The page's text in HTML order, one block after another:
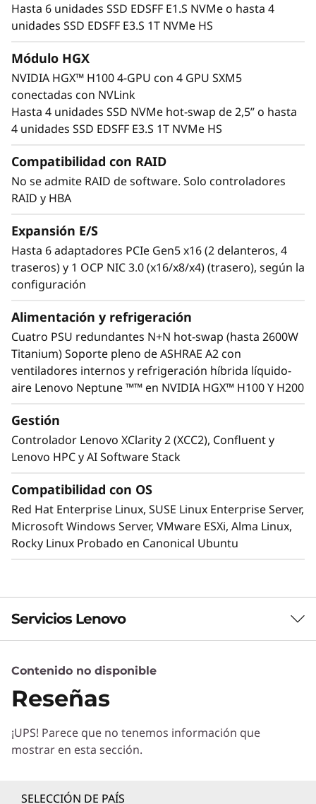
Plataforma de computación acelerada
admitir aceleradores AMD Instinct MI Series,
Qualcomm Cloud AI aceleradoresy la amplia
cartera de centros de datos NVIDIA
Hopper, Lovelace y Ampere, además de 4 GPU
NVIDIA HGX H100 con NVLink, gasta 8 GPU
GPU NVIDIA L40 Tensor Core. ¿Está interesado
en otras GPU de NVIDIA? Consulte nuestra
gama completa en el Resumen de GPU
Tecnología Lenovo Neptune™
Algunos modelos cuentan con un módulo de
refrigeración híbrida Lenovo Neptune™ que
disipa rápidamente el calor en un
intercambiador de calor líquido-aire de circuito
cerrado que ofrece todas las ventajas de la
refrigeración líquida sin necesidad de obras de
Hasta 6 unidades SSD EDSFF E1.S NVMe o hasta 4
unidades SSD EDSFF E3.S 1T NVMe HS
Módulo HGX
NVIDIA HGX™ H100 4-GPU con 4 GPU SXM5
conectadas con NVLink
Hasta 4 unidades SSD NVMe hot-swap de 2,5” o hasta
4 unidades SSD EDSFF E3.S 1T NVMe HS
Compatibilidad con RAID
No se admite RAID de software. Solo controladores
RAID y HBA
Expansión E/S
Hasta 6 adaptadores PCIe Gen5 x16 (2 delanteros, 4
traseros) y 1 OCP NIC 3.0 (x16/x8/x4) (trasero), según la
configuración
Alimentación y refrigeración
Cuatro PSU redundantes N+N hot-swap (hasta 2600W
Titanium) Soporte pleno de ASHRAE A2 con
ventiladores internos y refrigeración híbrida líquido-
aire Lenovo Neptune ™™ en NVIDIA HGX™ H100 Y H200
Gestión
Controlador Lenovo XClarity 2 (XCC2), Confluent y
Lenovo HPC y AI Software Stack
Compatibilidad con OS
Red Hat Enterprise Linux, SUSE Linux Enterprise Server,
Microsoft Windows Server, VMware ESXi, Alma Linux,
Rocky Linux Probado en Canonical Ubuntu
Servicios Lenovo
Servicios de Soluciones
Diseñe la mejor estrategia para su empresa.
correcta para sus exclusivas necesidades
empresariales.
Contenido no disponible
Reseñas
¡UPS! Parece que no tenemos información que
mostrar en esta sección.
SELECCIÓN DE PAÍS